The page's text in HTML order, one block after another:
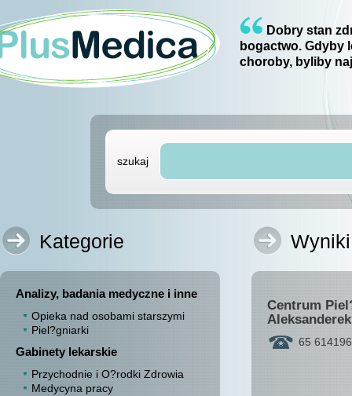
Dobry stan
bogactwo. Gdyby
choroby, byliby
szukaj
Kategorie
Analizy, badania medyczne i inne
Opieka nad osobami starszymi
Piel?gniarki
Gabinety lekarskie
Przychodnie i O?rodki Zdrowia
Medycyna pracy
Centrum
Aleksanderek
65